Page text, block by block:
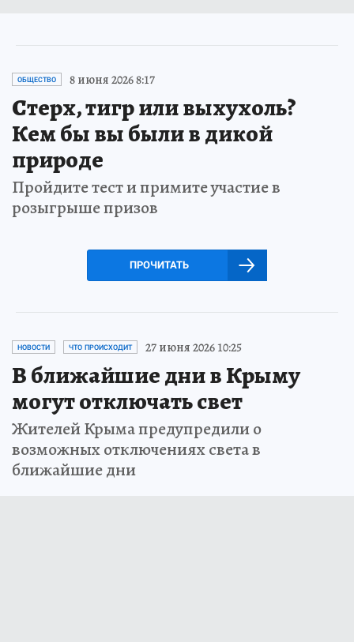
ОБЩЕСТВО 8 июня 2026 8:17
Стерх, тигр или выхухоль?
Кем бы вы были в дикой
природе
Пройдите тест и примите участие в
розыгрыше призов
ПРОЧИТАТЬ
НОВОСТИ ЧТО ПРОИСХОДИТ 27 июня 2026 10:25
В ближайшие дни в Крыму
могут отключать свет
Жителей Крыма предупредили о
возможных отключениях света в
ближайшие дни